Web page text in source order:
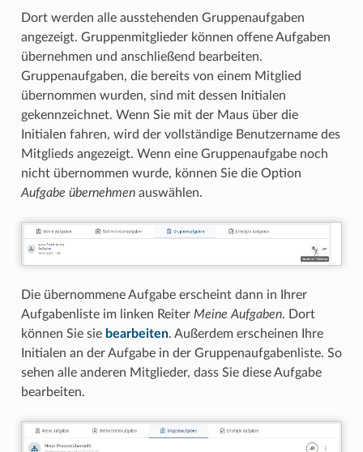
Dort werden alle ausstehenden Gruppenaufgaben
angezeigt. Gruppenmitglieder können offene Aufgaben
übernehmen und anschließend bearbeiten.
Gruppenaufgaben, die bereits von einem Mitglied
übernommen wurden, sind mit dessen Initialen
gekennzeichnet. Wenn Sie mit der Maus über die
Initialen fahren, wird der vollständige Benutzername des
Mitglieds angezeigt. Wenn eine Gruppenaufgabe noch
nicht übernommen wurde, können Sie die Option
Aufgabe übernehmenauswählen.
Die übernommene Aufgabe erscheint dann in Ihrer
Aufgabenliste im linken Reiter Meine Aufgaben. Dort
können Sie sie bearbeiten. Außerdem erscheinen Ihre
Initialen an der Aufgabe in der Gruppenaufgabenliste. So
sehen alle anderen Mitglieder, dass Sie diese Aufgabe
bearbeiten.